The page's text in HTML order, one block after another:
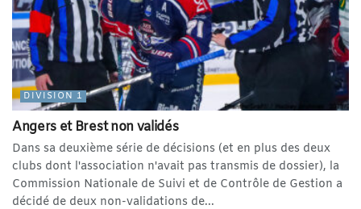
DIVISION 1
Angers et Brest non validés
Dans sa deuxième série de décisions (et en plus des deux
clubs dont l'association n'avait pas transmis de dossier), la
Commission Nationale de Suivi et de Contrôle de Gestion a
décidé de deux non-validations de...